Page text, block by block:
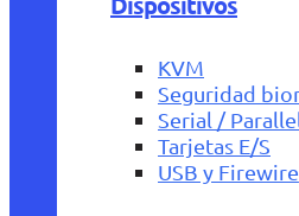
KVM
Seguridad
Serial / Parallel
Tarjetas E/S
USB y Firewire